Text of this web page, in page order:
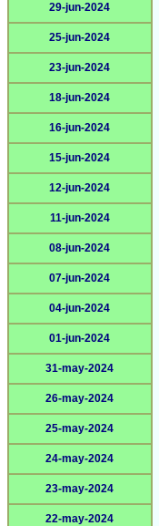
29-jun-2024
25-jun-2024
23-jun-2024
18-jun-2024
16-jun-2024
15-jun-2024
12-jun-2024
11-jun-2024
08-jun-2024
07-jun-2024
04-jun-2024
01-jun-2024
31-may-2024
26-may-2024
25-may-2024
24-may-2024
23-may-2024
22-may-2024